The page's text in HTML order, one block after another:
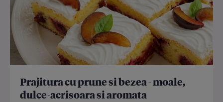
Prajitura cu prune si bezea - moale,
dulce-acrisoara si aromata